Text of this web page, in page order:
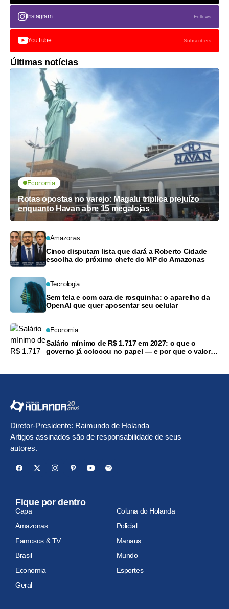
Instagram Follows
YouTube Subscribers
Últimas notícias
Economia
Rotas opostas no varejo: Magalu triplica prejuízo
enquanto Havan abre 15 megalojas
Amazonas
Cinco disputam lista que dará a Roberto Cidade
escolha do próximo chefe do MP do Amazonas
Tecnologia
Sem tela e com cara de rosquinha: o aparelho da
OpenAI que quer aposentar seu celular
Economia
Salário mínimo de R$ 1.717 em 2027: o que o
governo já colocou no papel — e por que o valor
Diretor-Presidente: Raimundo de Holanda
Artigos assinados são de responsabilidade de seus
autores.
Fique por dentro
Capa
Coluna do Holanda
Amazonas
Policial
Famosos & TV
Manaus
Brasil
Mundo
Economia
Esportes
Geral